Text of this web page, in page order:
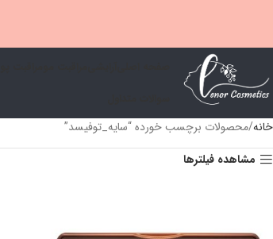
خانه محصولات برچسب خورده “سايه_توفيسد”
مشاهده فیلترها